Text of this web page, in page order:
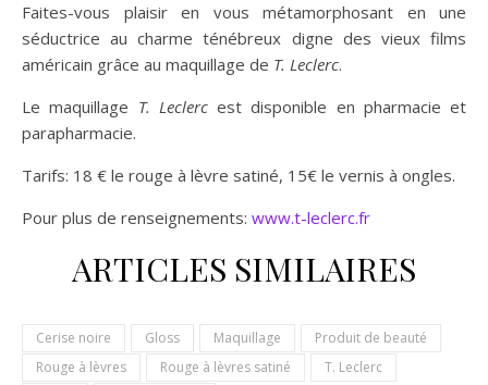
Faites-vous plaisir en vous métamorphosant en une
séductrice au charme ténébreux digne des vieux films
américain grâce au maquillage de T. Leclerc.
Le maquillage T. Leclerc est disponible en pharmacie et
parapharmacie.
Tarifs: 18 € le rouge à lèvre satiné, 15€ le vernis à ongles.
Pour plus de renseignements: www.t-leclerc.fr
ARTICLES SIMILAIRES
Cerise noire Gloss Maquillage
Produit de beauté
Rouge à lèvres
Rouge à lèvres satiné
T. Leclerc